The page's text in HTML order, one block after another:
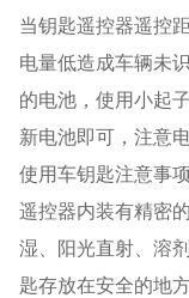
当钥匙遥控器遥控
电量低造成车辆未
的电池，使用小起
新电池即可，注意
使用车钥匙注意事项
遥控器内装有精密
湿、阳光直射、溶
匙存放在安全的地